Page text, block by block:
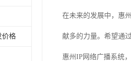
价格
在未来的发展中，惠
献多的力量。希望通
惠州IP网络广播系统